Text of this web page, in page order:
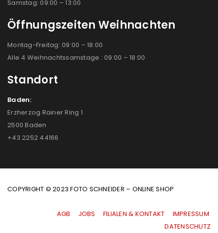
Samstag: 09:00 – 13:00
Öffnungszeiten Weihnachten
Montag-Freitag: 09:00 – 18:00
Alle 4 Weihnachtssamstage : 09:00 – 18:00
Standort
Baden:
Erzherzog Rainer Ring 1
2500 Baden
+43 2252 44166
COPYRIGHT © 2023 FOTO SCHNEIDER – ONLINE SHOP
AGB JOBS FILIALEN & KONTAKT
IMPRESSUM
|DATENSCHUTZ